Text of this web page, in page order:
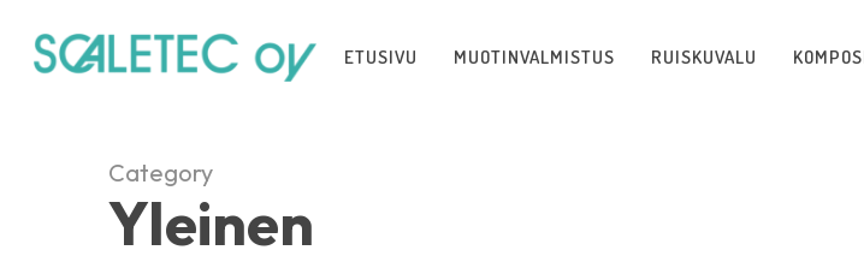
main
ETUSIVU MUOTINVALMISTUS RUISKUVALU
Category
Yleinen